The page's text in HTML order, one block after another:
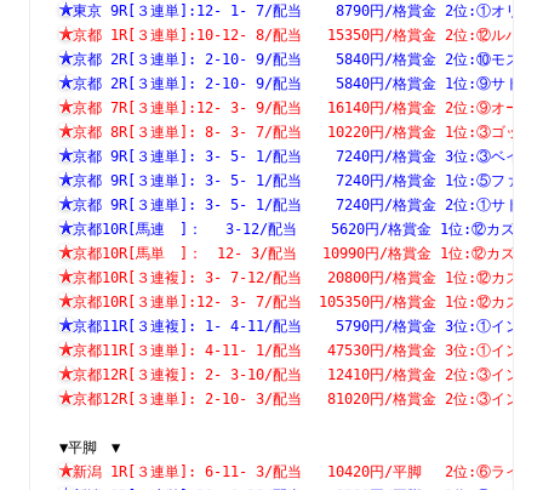
東京 9R[３連単]:12- 1- 7/配当    8790円/格賞金 2位:①オリバ
京都 1R[３連単]:10-12- 8/配当   15350円/格賞金 2
京都 2R[３連単]: 2-10- 9/配当    5840円/格賞金 2
京都 2R[３連単]: 2-10- 9/配当    5840円/格賞金
京都 7R[３連単]:12- 3- 9/配当   16140円/格賞金
京都 8R[３連単]: 8- 3- 7/配当   10220円/格賞金 1
京都 9R[３連単]: 3- 5- 1/配当    7240円/格賞金 3位:③ベイラ
京都 9R[３連単]: 3- 5- 1/配当    7240円/格賞金 1位:⑤ファー
京都 9R[３連単]: 3- 5- 1/配当    7240円/格賞金 2位:①サトノ
京都10R[馬連　]：　 3-12/配当    5620円/格賞金 1位:⑫カズミク
京都10R[馬単　]：　12- 3/配当   10990円/格賞金 1位:⑫カズミク
京都10R[３連複]: 3- 7-12/配当   20800円/格賞金 1位:⑫カズミク
京都10R[３連単]:12- 3- 7/配当  105350円/格賞金 1位:⑫カズミク
京都11R[３連複]: 1- 4-11/配当    5790円/格賞金 3位:①イン
京都11R[３連単]: 4-11- 1/配当   47530円/格賞金 3位:①イン
京都12R[３連複]: 2- 3-10/配当   12410円/格賞金
京都12R[３連単]: 2-10- 3/配当   81020円/格賞金
▼平脚　▼
新潟 1R[３連単]: 6-11- 3/配当   10420円/平脚　